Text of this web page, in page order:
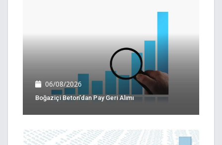
06/08/2026
Boğaziçi Beton’dan Pay Geri Alımı